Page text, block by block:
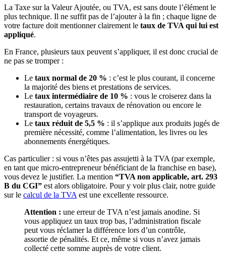
La Taxe sur la Valeur Ajoutée, ou TVA, est sans doute l’élément le
plus technique. Il ne suffit pas de l’ajouter à la fin ; chaque ligne de
votre facture doit mentionner clairement le taux de TVA qui lui est
appliqué.
En France, plusieurs taux peuvent s’appliquer, il est donc crucial de
ne pas se tromper :
Le taux normal de 20 % : c’est le plus courant, il concerne
la majorité des biens et prestations de services.
Le taux intermédiaire de 10 % : vous le croiserez dans la
restauration, certains travaux de rénovation ou encore le
transport de voyageurs.
Le taux réduit de 5,5 % : il s’applique aux produits jugés de
première nécessité, comme l’alimentation, les livres ou les
abonnements énergétiques.
Cas particulier : si vous n’êtes pas assujetti à la TVA (par exemple,
en tant que micro-entrepreneur bénéficiant de la franchise en base),
vous devez le justifier. La mention “TVA non applicable, art. 293
B du CGI” est alors obligatoire. Pour y voir plus clair, notre guide
sur le calcul de la TVA est une excellente ressource.
Attention : une erreur de TVA n’est jamais anodine. Si
vous appliquez un taux trop bas, l’administration fiscale
peut vous réclamer la différence lors d’un contrôle,
assortie de pénalités. Et ce, même si vous n’avez jamais
collecté cette somme auprès de votre client.